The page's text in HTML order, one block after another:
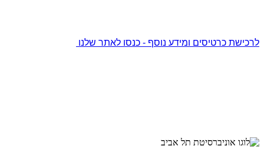
לרכישת כרטיסים ומידע נוסף - כנסו לאתר שלנו